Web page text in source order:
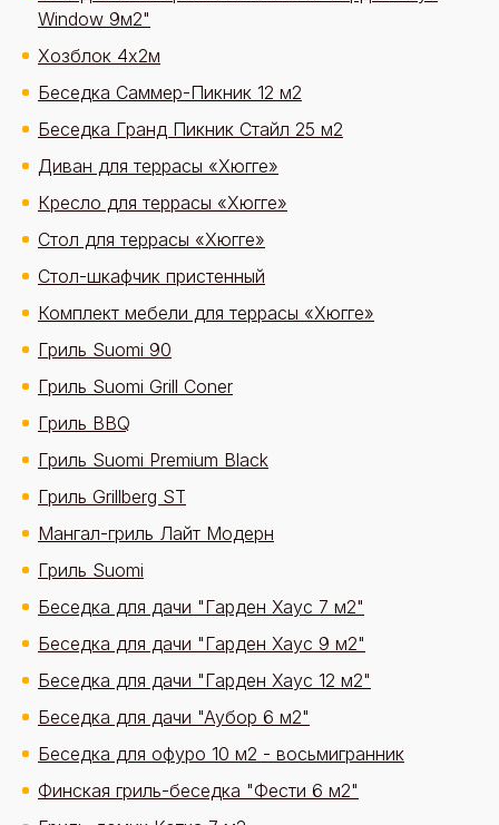
Window 9м2"
Хозблок 4х2м
Беседка Саммер-Пикник 12 м2
Беседка Гранд Пикник Стайл 25 м2
Диван для террасы «Хюгге»
Кресло для террасы «Хюгге»
Стол для террасы «Хюгге»
Стол-шкафчик пристенный
Комплект мебели для террасы «Хюгге»
Гриль Suomi 90
Гриль Suomi Grill Coner
Гриль BBQ
Гриль Suomi Premium Black
Гриль Grillberg ST
Мангал-гриль Лайт Модерн
Гриль Suomi
Беседка для дачи "Гарден Хаус 7 м2"
Беседка для дачи "Гарден Хаус 9 м2"
Беседка для дачи "Гарден Хаус 12 м2"
Беседка для дачи "Аубор 6 м2"
Беседка для офуро 10 м2 - восьмигранник
Финская гриль-беседка "Фести 6 м2"